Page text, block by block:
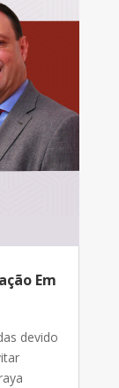
Em
devido